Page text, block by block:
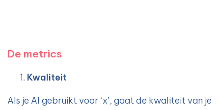
De metrics
Kwaliteit
Als je AI gebruikt voor ‘x’, gaat de kwaliteit van je